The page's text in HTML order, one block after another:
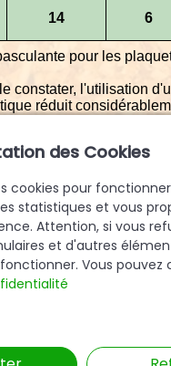
14 6
pour les
constater, l'utilisation
réduit
ainsi que les petits
Nous contacter
des Cookies
cookies pour
statistiques et vous
Attention, si vous
et d'autres
Vous pouvez